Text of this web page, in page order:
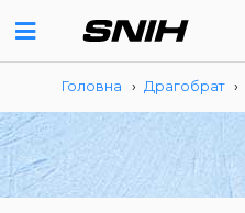
Головна › Драгобрат ›